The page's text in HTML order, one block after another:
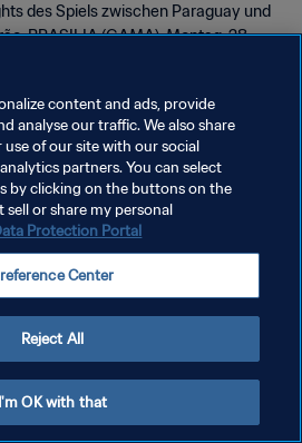
des Spiels zwischen Paraguay und
BRASILIA (GAMA), Montag, 28.
vorbehalten.
content and ads, provide
analyse our traffic. We also share
of our site with our social
partners. You can select
by clicking on the buttons on the
or share my personal
Protection Portal
Center
Reject All
I'm OK with that